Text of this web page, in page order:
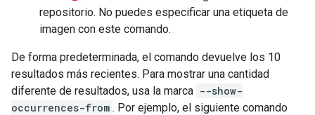
repositorio. No puedes especificar una etiqueta de
imagen con este comando.
De forma predeterminada, el comando devuelve los 10
resultados más recientes. Para mostrar una cantidad
diferente de resultados, usa la marca --show-
occurrences-from . Por ejemplo, el siguiente comando